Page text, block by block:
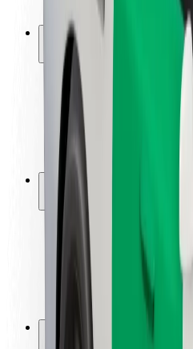
Městský fond
Bezpečnost
Bezpečnost cestujících
Bezpečnost řidičů
Bezpečnost na koloběžce
Laboratoř bezpečnosti
Města
Lokality
Řešení pro města
Letiště
Nabíjecí stanice Bolt